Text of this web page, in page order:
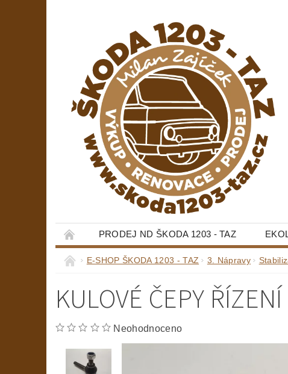
PRODEJ ND ŠKODA 1203 - TAZ
E-SHOP ŠKODA 1203 - TAZ 3. Nápravy
KULOVÉ ČEPY ŘÍZENÍ
Neohodnoceno